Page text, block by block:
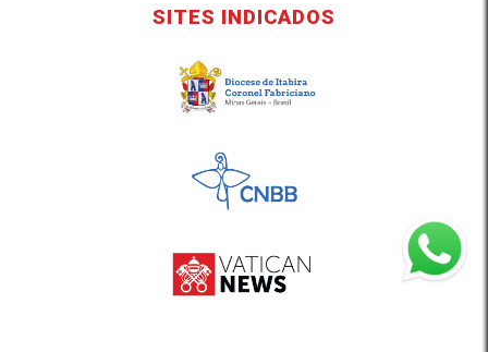
SITES INDICADOS